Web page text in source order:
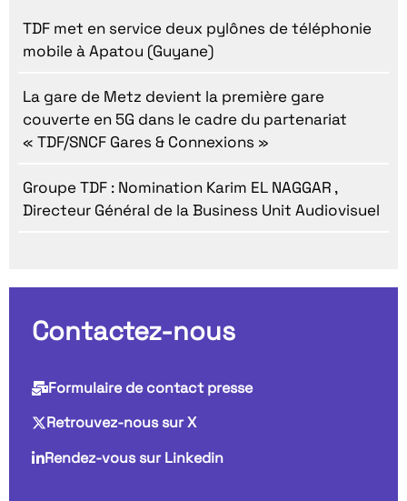
TDF met en service deux pylônes de téléphonie
mobile à Apatou (Guyane)
La gare de Metz devient la première gare
couverte en 5G dans le cadre du partenariat
« TDF/SNCF Gares & Connexions »
Groupe TDF : Nomination Karim EL NAGGAR ,
Directeur Général de la Business Unit Audiovisuel
Contactez-nous
Formulaire de contact presse
Retrouvez-nous sur X
Rendez-vous sur Linkedin